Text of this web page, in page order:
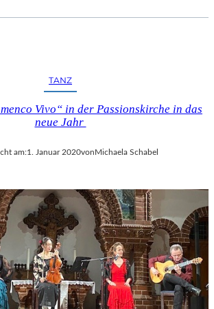
TANZ
Vivo“ in der Passionskirche in das
neue Jahr
am:1. Januar 2020vonMichaela Schabel